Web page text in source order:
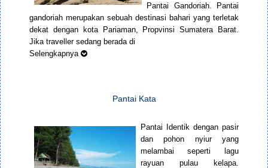
Pantai Gandoriah. Pantai
gandoriah merupakan sebuah destinasi bahari yang terletak
dekat dengan kota Pariaman, Propvinsi Sumatera Barat.
Jika traveller sedang berada di
Selengkapnya
Pantai Kata
Pantai Identik dengan pasir
dan pohon nyiur yang
melambai seperti lagu
rayuan pulau kelapa.